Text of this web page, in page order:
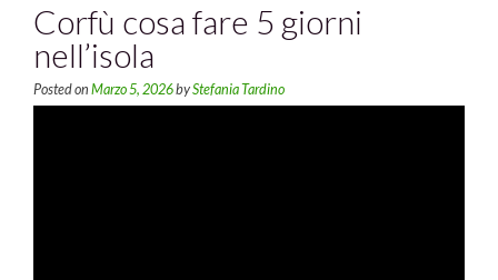
Corfù cosa fare 5 giorni
nell’isola
Posted on Marzo 5, 2026byStefania Tardino